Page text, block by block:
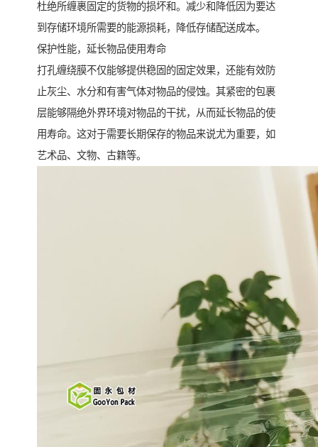
杜绝所缠裹固定的货物的损坏和。减少和降低因为要达
到存储环境所需要的能源损耗，降低存储配送成本。
保护性能，延长物品使用寿命
打孔缠绕膜不仅能够提供稳固的固定效果，还能有效防
止灰尘、水分和有害气体对物品的侵蚀。其紧密的包裹
层能够隔绝外界环境对物品的干扰，从而延长物品的使
用寿命。这对于需要长期保存的物品来说尤为重要，如
艺术品、文物、古籍等。